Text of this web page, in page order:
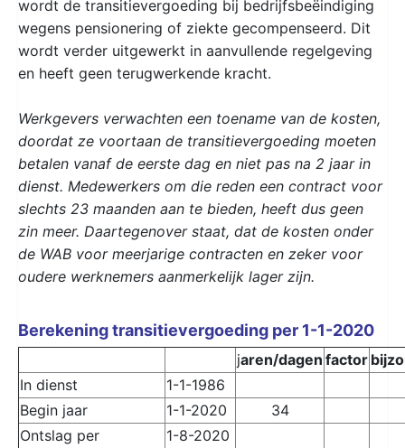
wordt de transitievergoeding bij bedrijfsbeëindiging
wegens pensionering of ziekte gecompenseerd. Dit
wordt verder uitgewerkt in aanvullende regelgeving
en heeft geen terugwerkende kracht.
Werkgevers verwachten een toename van de kosten,
doordat ze voortaan de transitievergoeding moeten
betalen vanaf de eerste dag en niet pas na 2 jaar in
dienst. Medewerkers om die reden een contract voor
slechts 23 maanden aan te bieden, heeft dus geen
zin meer. Daartegenover staat, dat de kosten onder
de WAB voor meerjarige contracten en zeker voor
oudere werknemers aanmerkelijk lager zijn.
Berekening transitievergoeding per 1-1-2020
jaren/dagen factor
In dienst
1-1-1986
Begin jaar
1-1-2020
34
Ontslag per
1-8-2020